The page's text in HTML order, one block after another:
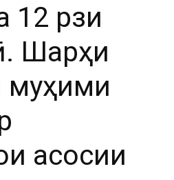
12 рӯзи
Шарҳи
муҳими
асосии